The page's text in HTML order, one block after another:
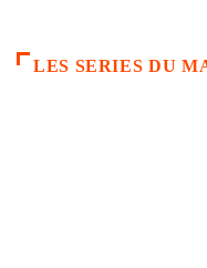
LES SERIES DU